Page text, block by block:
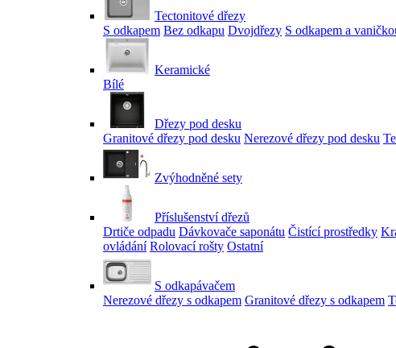
Tectonitové dřezy
S odkapem Bez odkapu Dvojdřezy S odkapem a
Keramické
Bílé
Dřezy pod desku
Granitové dřezy pod desku Nerezové dřezy pod desku
Zvýhodněné sety
Příslušenství dřezů
Drtiče odpadu Dávkovače saponátu Čistící prostředky
ovládání Rolovací rošty Ostatní
S odkapávačem
Nerezové dřezy s odkapem Granitové dřezy s odkapem